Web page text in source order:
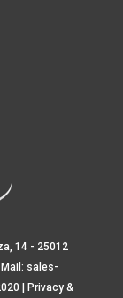
14 - 25012
sales-
|Privacy &